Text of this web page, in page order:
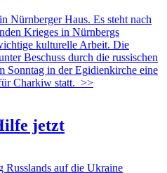
Haus. Es steht nach
Krieges in Nürnbergs
kulturelle Arbeit. Die
Beschuss durch die russischen
Sonntag in der Egidienkirche eine
Charkiw statt. >>
jetzt
auf die Ukraine